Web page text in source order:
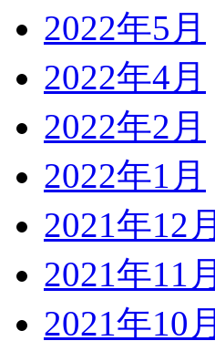
2022年5月
2022年4月
2022年2月
2022年1月
2021年12月
2021年11月
2021年10月